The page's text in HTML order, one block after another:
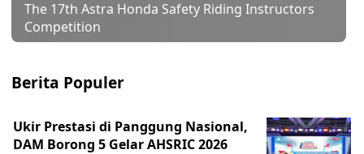
The 17th Astra Honda Safety Riding Instructors
Competition
Berita Populer
Ukir Prestasi di Panggung Nasional,
DAM Borong 5 Gelar AHSRIC 2026